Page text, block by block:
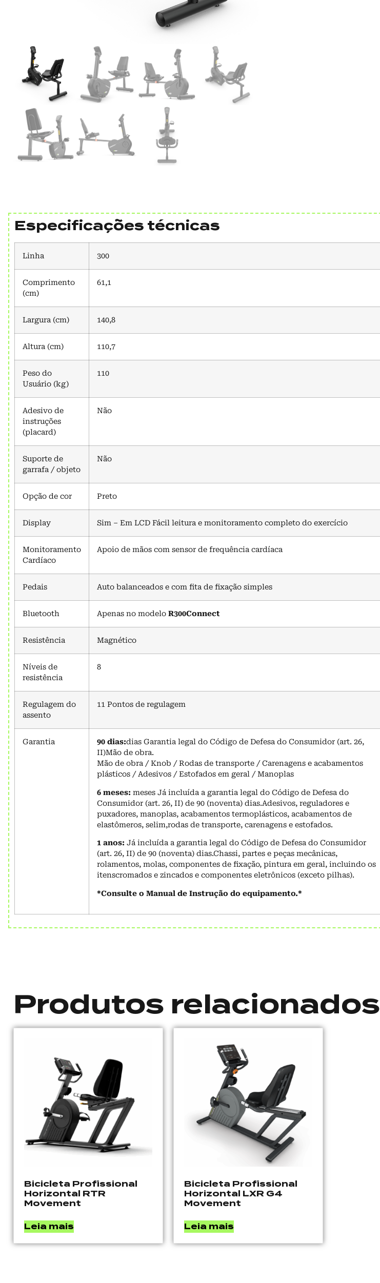
Especificações técnicas
Linha 300
Comprimento
(cm)
61,1
Largura (cm) 140,8
Altura (cm) 110,7
Peso do
Usuário (kg)
110
Adesivo de
instruções
(placard)
Não
Suporte de
garrafa / objeto
Não
Opção de cor Preto
Display Sim – Em LCD Fácil leitura e monitoramento completo do exercício
Monitoramento
Cardíaco
Apoio de mãos com sensor de frequência cardíaca
Pedais Auto balanceados e com fita de fixação simples
Bluetooth Apenas no modelo R300Connect
Resistência Magnético
Níveis de
resistência
8
Regulagem do
assento
11 Pontos de regulagem
Garantia 90 dias:dias Garantia legal do Código de Defesa do Consumidor (art. 26,
II)Mão de obra.
Mão de obra / Knob / Rodas de transporte / Carenagens e acabamentos
plásticos / Adesivos / Estofados em geral / Manoplas
6 meses: meses Já incluída a garantia legal do Código de Defesa do
Consumidor (art. 26, II) de 90 (noventa) dias.Adesivos, reguladores e
puxadores, manoplas, acabamentos termoplásticos, acabamentos de
elastômeros, selim,rodas de transporte, carenagens e estofados.
1 anos: Já incluída a garantia legal do Código de Defesa do Consumidor
(art. 26, II) de 90 (noventa) dias.Chassi, partes e peças mecânicas,
rolamentos, molas, componentes de fixação, pintura em geral, incluindo os
itenscromados e zincados e componentes eletrônicos (exceto pilhas).
*Consulte o Manual de Instrução do equipamento.*
Produtos relacionados
Bicicleta Profissional
Horizontal RTR
Movement
Leia mais
Bicicleta Profissional
Horizontal LXR G4
Movement
Leia mais